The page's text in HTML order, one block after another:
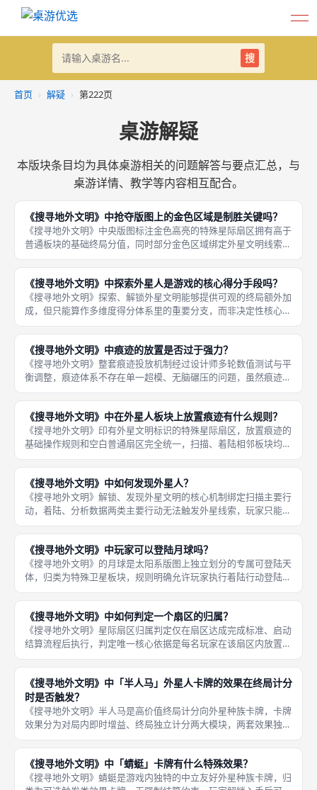
搜
首页 › 解疑 › 第222页
桌游解疑
本版块条目均为具体桌游相关的问题解答与要点汇总，与
桌游详情、教学等内容相互配合。
《搜寻地外文明》中抢夺版图上的金色区域是制胜关键吗？
《搜寻地外文明》中央版图标注金色高亮的特殊星际扇区拥有高于
普通板块的基础终局分值，同时部分金色区域绑定外星文明线索点
位，单次扫描双重收益，吸引力极强，但全局金色扇区数量稀少，
仅作为高分补充点位，单纯抢夺金色区域无法保证对局胜利，不能
视作唯一
《搜寻地外文明》中探索外星人是游戏的核心得分手段吗？
《搜寻地外文明》探索、解锁外星文明能够提供可观的终局额外加
成，但只能算作多维度得分体系里的重要分支，而非决定性核心得
分手段，单靠解锁外星人无法冲击高分，想要拿下对局冠军，必须
同步兼顾星际扇区占领、行星登陆里程碑、科技长期资源红利三类
核心得分
《搜寻地外文明》中痕迹的放置是否过于强力？
《搜寻地外文明》整套痕迹投放机制经过设计师多轮数值测试与平
衡调整，痕迹体系不存在单一超模、无脑碾压的问题，虽然痕迹直
接关联扇区分值、外星线索两大核心得分渠道，但游戏内置多层制
衡约束，单一堆痕迹打法存在明显短板，无法脱离科技、行星着
陆、外星卡
《搜寻地外文明》中在外星人板块上放置痕迹有什么规则？
《搜寻地外文明》印有外星文明标识的特殊星际扇区，放置痕迹的
基础操作规则和空白普通扇区完全统一，扫描、着陆相邻板块均可
投放痕迹标记，区别仅在于外星板块会同步累积全局共享外星线
索，用于解锁专属外星种族卡牌，两套规则分层独立、互不冲突，
是成都桌游
《搜寻地外文明》中如何发现外星人？
《搜寻地外文明》解锁、发现外星文明的核心机制绑定扫描主要行
动，着陆、分析数据两类主要行动无法触发外星线索，玩家只能通
过扫描带有外星文明标识的星际扇区板块，收集足够外星信号线索
后解锁对应外星人卡牌，是游戏痕迹收集、终局额外计分体系的核
心来源，
《搜寻地外文明》中玩家可以登陆月球吗？
《搜寻地外文明》的月球是太阳系版图上独立划分的专属可登陆天
体，归类为特殊卫星板块，规则明确允许玩家执行着陆行动登陆月
球，登陆门槛、一次性奖励、里程碑均区别于普通行星与小型卫
星，是前期低成本解锁额外保底分数的优质点位，适合所有发育路
线的成都桌
《搜寻地外文明》中如何判定一个扇区的归属？
《搜寻地外文明》星际扇区归属判定仅在扇区达成完成标准、启动
结算流程后执行，判定唯一核心依据是每名玩家在该扇区内放置的
专属痕迹标记总数量，全程无随机判定、无卡牌修正、无科技豁免
规则，数值对比公平直观，是成都桌游多人对局争夺版图分值的核
心判定标
《搜寻地外文明》中「半人马」外星人卡牌的效果在终局计分
时是否触发？
《搜寻地外文明》半人马是高价值终局计分向外星种族卡牌，卡牌
效果分为对局内即时增益、终局独立计分两大模块，两套效果独立
结算互不干扰，官方规则明确规定终局核算总分时，半人马的专属
加分规则会完整触发、强制结算，玩家无法主动跳过该计分判定，
是成都桌
《搜寻地外文明》中「蜻蜓」卡牌有什么特殊效果？
《搜寻地外文明》蜻蜓是游戏内独特的中立友好外星种族卡牌，归